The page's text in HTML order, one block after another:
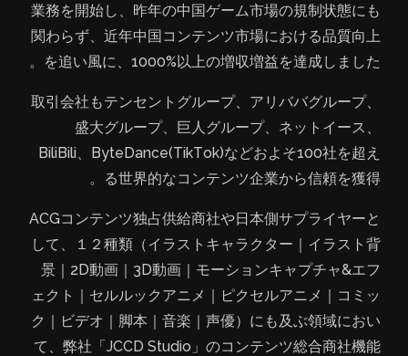
業務を開始し、昨年の中国ゲーム市場の規制状態にも
関わらず、近年中国コンテンツ市場における品質向上
を追い風に、1000%以上の増収増益を達成しました。
取引会社もテンセントグループ、アリババグループ、
盛大グループ、巨人グループ、ネットイース、
BiliBili、ByteDance(TikTok)などおよそ100社を超え
る世界的なコンテンツ企業から信頼を獲得。
ACGコンテンツ独占供給商社や日本側サプライヤーと
して、１２種類（イラストキャラクター｜イラスト背
景｜2D動画｜3D動画｜モーションキャプチャ&エフ
ェクト｜セルルックアニメ｜ピクセルアニメ｜コミッ
ク｜ビデオ｜脚本｜音楽｜声優）にも及ぶ領域におい
て、弊社「JCCD Studio」のコンテンツ総合商社機能